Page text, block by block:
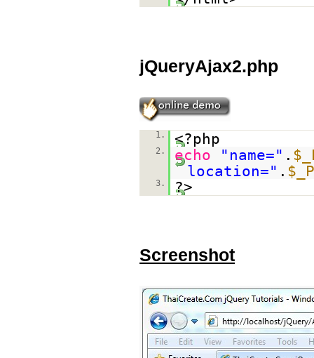
jQueryAjax2.php
1. <?php
2. echo "name=" .
location=" .
3. ?>
Screenshot